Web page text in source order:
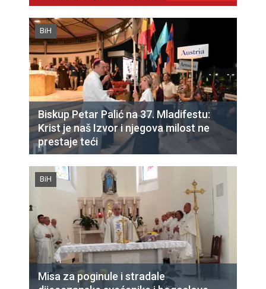
BiH
Biskup Petar Palić na 37. Mladifestu:
Krist je naš Izvor i njegova milost ne
prestaje teći
BiH
Misa za poginule i stradale